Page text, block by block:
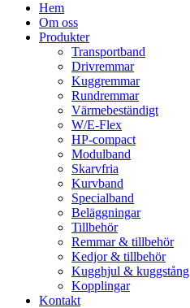
Hem
Om oss
Produkter
Transportband
Drivremmar
Kuggremmar
Rundremmar
Värmebeständigt
W/E-Flex
HP-compact
Modulband
Skarvfria
Kurvband
Specialband
Beläggningar
Tillbehör
Remmar & tillbehör
Kedjor & tillbehör
Kugghjul & kuggstång
Kopplingar
Kontakt